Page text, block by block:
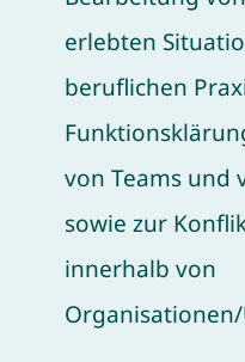
erlebten
beruflichen
von Teams und
sowie zur
innerhalb von